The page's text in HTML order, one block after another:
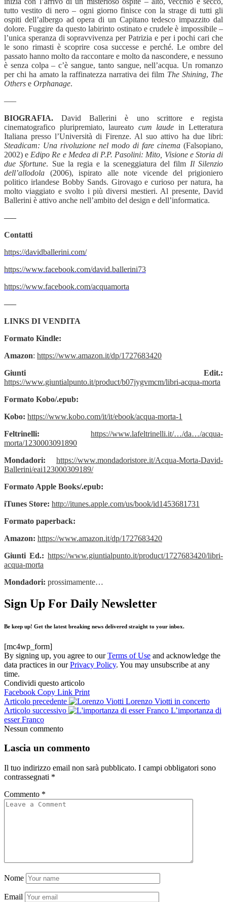
tutto vestito di nero – ogni giorno finisce con la strage di tutti gli
ospiti dell’albergo ad opera di un Capitano tedesco impazzito dal
dolore. Fuggire da questo labirinto ostinato e crudele è impossibile –
l’unica speranza di sopravvivenza per Patrizia e per i pochi cari che
le sono rimasti è scoprire cosa successe e perché. Le ombre del
passato hanno molto da raccontare e molto da nascondere, e nessuno
è senza colpa – c’è sangue, tanto sangue, nell’acqua. Un romanzo
per chi ha amato la raffinatezza narrativa dei film The Shining, The
Others e Orphanage.
—–
BIOGRAFIA.David Ballerini è uno scrittore e regista
cinematografico pluripremiato, laureato cum laude in Letteratura
Italiana presso l’Università di Firenze. Al suo attivo ha due libri:
Steadicam: Una rivoluzione nel modo di fare cinema (Falsopiano,
2002) e Edipo Re e Medea di P.P. Pasolini: Mito, Visione e Storia di
due Sfortune. Sue la regia e la sceneggiatura del film Il Silenzio
dell’allodola (2006), ispirato alle note vicende del prigioniero
politico irlandese Bobby Sands. Girovago e curioso per natura, ha
molto viaggiato e svolto i più diversi mestieri. Al presente, David
Ballerini è attivo anche nell’ambito del design e dell’informatica.
—–
Contatti
https://davidballerini.com/
https://www.facebook.com/david.ballerini73
https://www.facebook.com/acquamorta
—–
LINKS DI VENDITA
Formato Kindle:
Amazon: https://www.amazon.it/dp/1727683420
Giunti Edit.:
https://www.giuntialpunto.it/product/b07jygvmcm/libri-acqua-morta
Formato Kobo/.epub:
Kobo: https://www.kobo.com/it/it/ebook/acqua-morta-1
Feltrinelli:
https://www.lafeltrinelli.it/…/da…/acqua-
morta/1230003091890
Mondadori:
https://www.mondadoristore.it/Acqua-Morta-David-
Ballerini/eai123000309189/
Formato Apple Books/.epub:
iTunes Store: http://itunes.apple.com/us/book/id1453681731
Formato paperback:
Amazon: https://www.amazon.it/dp/1727683420
Giunti Ed.: https://www.giuntialpunto.it/product/1727683420/libri-
acqua-morta
Mondadori: prossimamente…
Sign Up For Daily Newsletter
Be keep up! Get the latest breaking news delivered straight to your inbox.
[mc4wp_form]
By signing up, you agree to ourTerms of Use and acknowledge the
data practices in ourPrivacy Policy. You may unsubscribe at any
time.
Condividi questo articolo
Facebook Copy Link Print
Articolo precedente
Lorenzo Viotti in concerto
Articolo successivo
L’importanza di
esser Franco
Nessun commento
Lascia un commento
Il tuo indirizzo email non sarà pubblicato. I campi obbligatori sono
contrassegnati *
Commento *
Nome
Email